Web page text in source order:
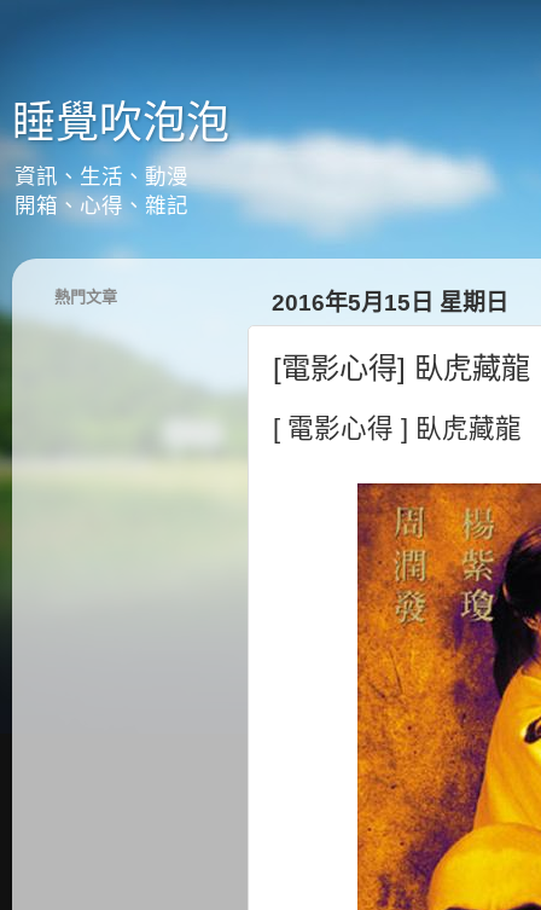
睡覺吹泡泡
資訊、生活、動漫
開箱、心得、雜記
2016年5月15日 星期日
[電影心得] 臥虎藏龍
[ 電影心得 ] 臥虎藏龍
熱門文章